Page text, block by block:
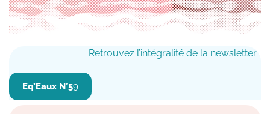
Retrouvez l’intégralité de la newsletter :
Eq’Eaux N°59